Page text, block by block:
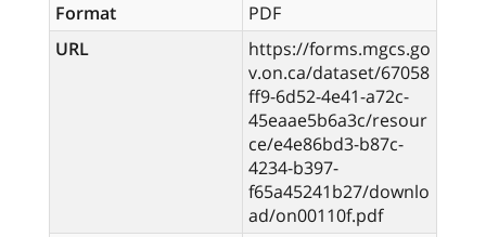
Format
PDF
URL
https://forms.mgcs.go
v.on.ca/dataset/67058
ff9-6d52-4e41-a72c-
45eaae5b6a3c/resour
ce/e4e86bd3-b87c-
4234-b397-
f65a45241b27/downlo
ad/on00110f.pdf